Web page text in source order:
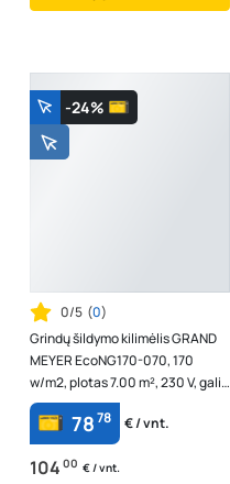
-24%
0/5 (0)
Grindų šildymo kilimėlis GRAND
MEYER EcoNG170-070, 170
w/m2, plotas 7.00 m², 230 V, galia
1190 W
7878 € / vnt.
104 00 € / vnt.